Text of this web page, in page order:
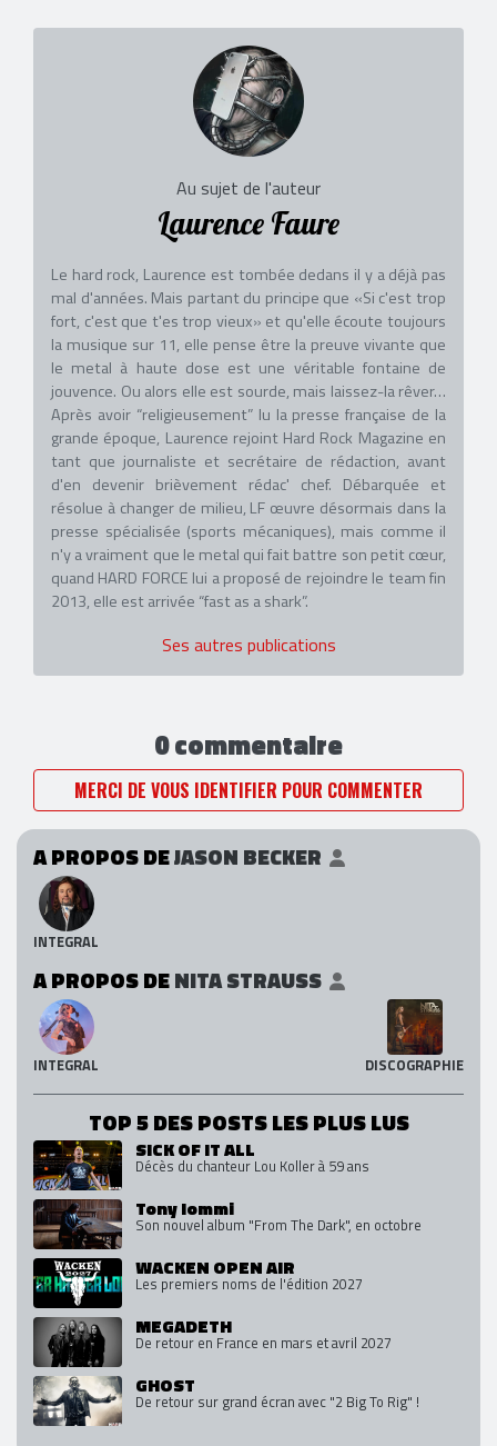
Au sujet de l'auteur
Laurence Faure
Le hard rock, Laurence est tombée dedans il y a déjà pas
mal d'années. Mais partant du principe que «Si c'est trop
fort, c'est que t'es trop vieux» et qu'elle écoute toujours
la musique sur 11, elle pense être la preuve vivante que
le metal à haute dose est une véritable fontaine de
jouvence. Ou alors elle est sourde, mais laissez-la rêver…
Après avoir “religieusement” lu la presse française de la
grande époque, Laurence rejoint Hard Rock Magazine en
tant que journaliste et secrétaire de rédaction, avant
d'en devenir brièvement rédac' chef. Débarquée et
résolue à changer de milieu, LF œuvre désormais dans la
presse spécialisée (sports mécaniques), mais comme il
n'y a vraiment que le metal qui fait battre son petit cœur,
quand HARD FORCE lui a proposé de rejoindre le team fin
2013, elle est arrivée “fast as a shark”.
Ses autres publications
0 commentaire
MERCI DE VOUS IDENTIFIER POUR COMMENTER
A PROPOS DEJASON BECKER
INTEGRAL
A PROPOS DENITA STRAUSS
INTEGRAL DISCOGRAPHIE
TOP 5 DES POSTS LES PLUS LUS
SICK OF IT ALL
Décès du chanteur Lou Koller à 59 ans
Tony Iommi
Son nouvel album "From The Dark", en octobre
WACKEN OPEN AIR
Les premiers noms de l'édition 2027
MEGADETH
De retour en France en mars et avril 2027
GHOST
De retour sur grand écran avec "2 Big To Rig" !